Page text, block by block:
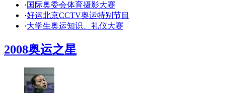
·国际奥委会体育摄影大赛
·好运北京CCTV奥运特别节目
·大学生奥运知识、礼仪大赛
2008奥运之星